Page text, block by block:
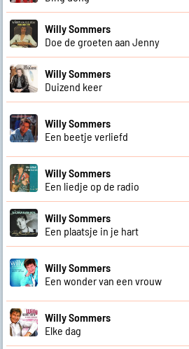
Willy Sommers
Doe de groeten aan Jenny
Willy Sommers
Duizend keer
Willy Sommers
Een beetje verliefd
Willy Sommers
Een liedje op de radio
Willy Sommers
Een plaatsje in je hart
Willy Sommers
Een wonder van een vrouw
Willy Sommers
Elke dag